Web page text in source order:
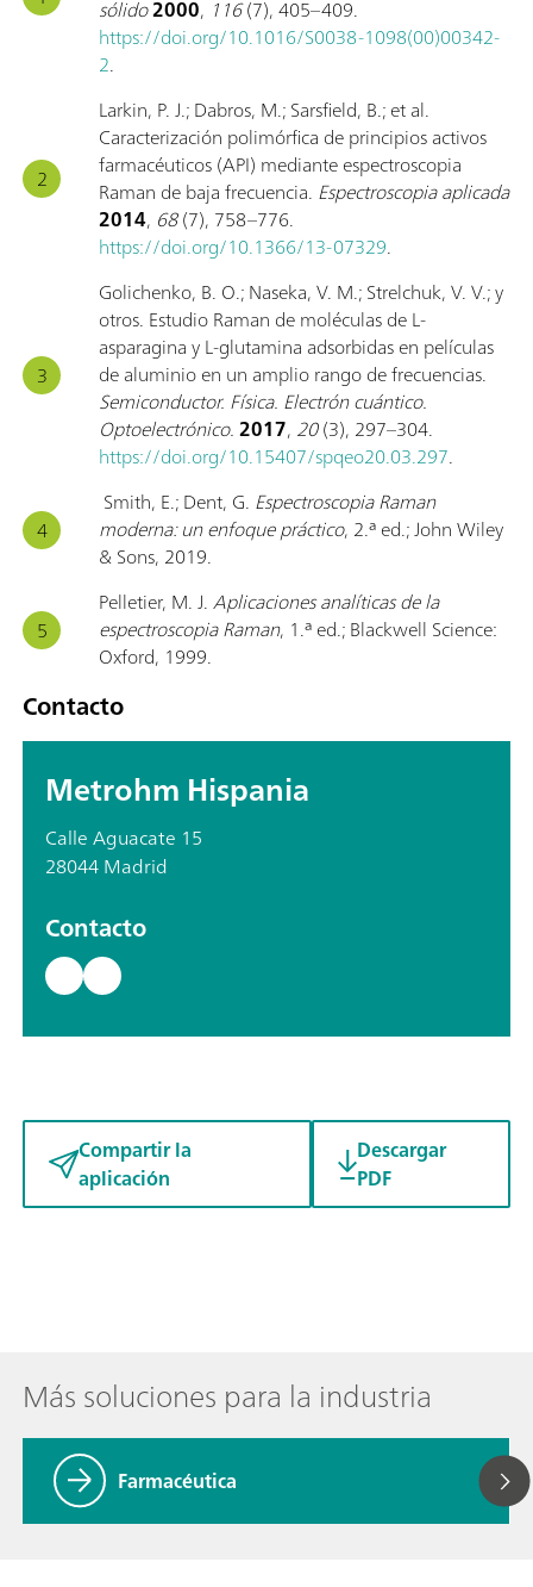
sólido2000, 116(7), 405–409.
https://doi.org/10.1016/S0038-1098(00)00342-
2.
Larkin, P. J.; Dabros, M.; Sarsfield, B.; et al.
Caracterización polimórfica de principios activos
farmacéuticos (API) mediante espectroscopia
Raman de baja frecuencia. Espectroscopia aplicada
2014, 68(7), 758–776.
https://doi.org/10.1366/13-07329.
Golichenko, B. O.; Naseka, V. M.; Strelchuk, V. V.; y
otros. Estudio Raman de moléculas de L-
asparagina y L-glutamina adsorbidas en películas
de aluminio en un amplio rango de frecuencias.
Semiconductor. Física. Electrón cuántico.
Optoelectrónico.2017, 20(3), 297–304.
https://doi.org/10.15407/spqeo20.03.297.
Smith, E.; Dent, G. Espectroscopia Raman
moderna: un enfoque práctico, 2.ª ed.; John Wiley
& Sons, 2019.
Pelletier, M. J.Aplicaciones analíticas de la
espectroscopia Raman, 1.ª ed.; Blackwell Science:
Oxford, 1999.
Contacto
Metrohm Hispania
Calle Aguacate 15
28044 Madrid
Contacto
Compartir la
aplicación
Descargar
PDF
Más soluciones para la industria
Farmacéutica